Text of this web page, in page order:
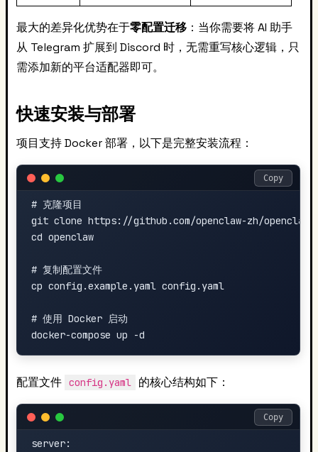
最大的差异化优势在于零配置迁移 ：当你需要将 AI 助手
从 Telegram 扩展到 Discord 时，无需重写核心逻辑，只
需添加新的平台适配器即可。
快速安装与部署
项目支持 Docker 部署，以下是完整安装流程：
# 克隆项目
git clone https://github.com/openclaw-zh/
cd openclaw
# 复制配置文件
cp config.example.yaml config.yaml
# 使用 Docker 启动
Copy
配置文件 config.yaml 的核心结构如下：
server:
Copy